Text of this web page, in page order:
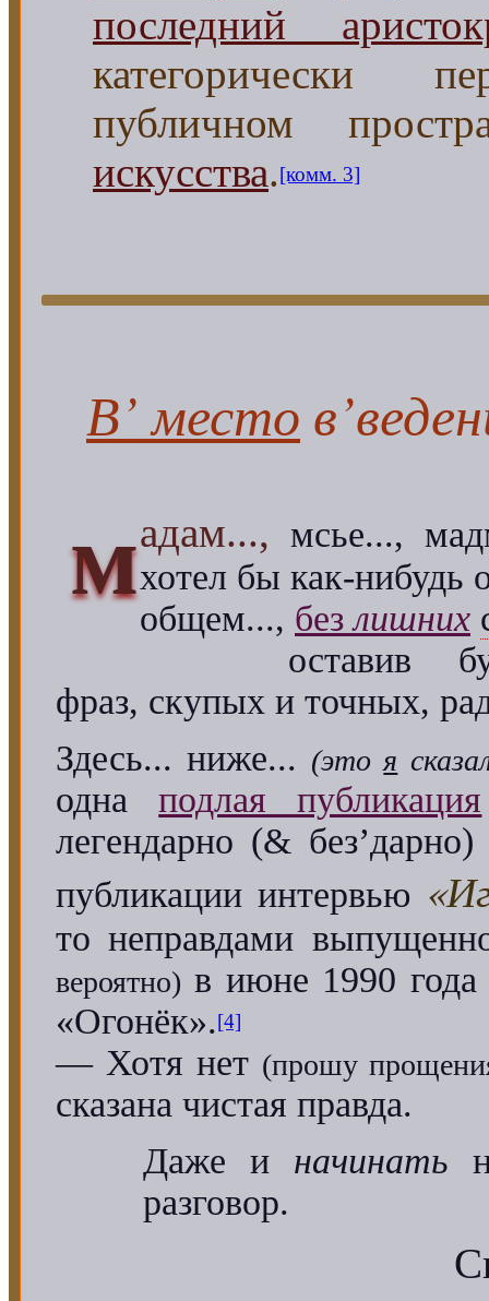
последний
категорически
публичном
искусства.[комм. 3]
В’ место
мадам..., мсье...,
хотел бы как-нибудь
общем..., безлишних
оставив
фраз, скупых и точных,
Здесь... ниже... (этоя
однаподлая публикация
легендарно (&
публикации интервью
то неправдами
вероятно) в июне 1990
«Огонёк».[4]
— Хотя нет (прошу
сказана чистая правда.
Даже и начинать
разговор.